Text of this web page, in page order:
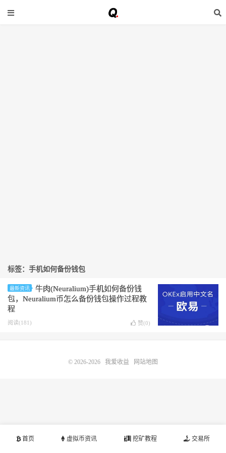
标签：手机如何备份钱包
最新资讯
牛肉(Neuralium)手机如何备份钱
包，Neuralium币怎么备份钱包操作过程教
程
阅读(181) 赞(0)
首页 虚拟币资讯 挖矿教程 交易所
© 2026-2026 我爱收益 网站地图